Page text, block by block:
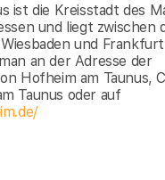
ist die Kreisstadt des
und liegt zwischen
und
an der Adresse der
Hofheim am Taunus,
Taunus oder auf